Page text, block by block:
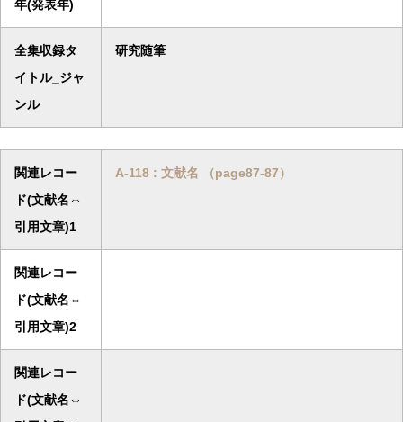
年(発表年)
全集収録タ
イトル_ジャ
ンル
研究随筆
関連レコー
ド(文献名⇔
引用文章)1
A-118 : 文献名 （page87-87）
関連レコー
ド(文献名⇔
引用文章)2
関連レコー
ド(文献名⇔